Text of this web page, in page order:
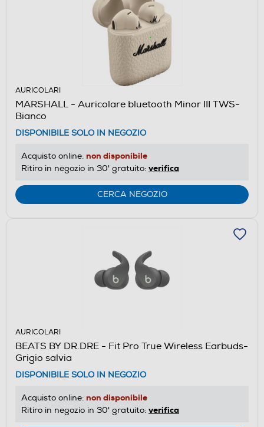
AURICOLARI
MARSHALL - Auricolare bluetooth Minor III TWS-
Bianco
DISPONIBILE SOLO IN NEGOZIO
Acquisto online: non disponibile
Ritiro in negozio in 30' gratuito: verifica
CERCA NEGOZIO
AURICOLARI
BEATS BY DR.DRE - Fit Pro True Wireless Earbuds-
Grigio salvia
DISPONIBILE SOLO IN NEGOZIO
Acquisto online: non disponibile
Ritiro in negozio in 30' gratuito: verifica